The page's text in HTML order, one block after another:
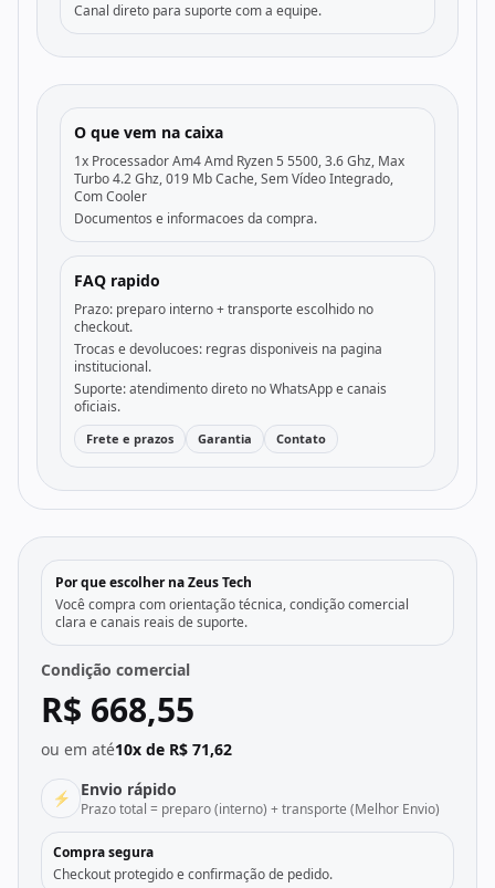
Canal direto para suporte com a equipe.
O que vem na caixa
1x Processador Am4 Amd Ryzen 5 5500, 3.6 Ghz, Max
Turbo 4.2 Ghz, 019 Mb Cache, Sem Vídeo Integrado,
Com Cooler
Documentos e informacoes da compra.
FAQ rapido
Prazo: preparo interno + transporte escolhido no
checkout.
Trocas e devolucoes: regras disponiveis na pagina
institucional.
Suporte: atendimento direto no WhatsApp e canais
oficiais.
Frete e prazos Garantia Contato
Por que escolher na Zeus Tech
Você compra com orientação técnica, condição comercial
clara e canais reais de suporte.
Condição comercial
R$ 668,55
ou em até10x de R$ 71,62
⚡ Envio rápido
Prazo total = preparo (interno) + transporte (Melhor Envio)
Compra segura
Checkout protegido e confirmação de pedido.